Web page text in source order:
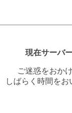
現在サーバ
ご迷惑をおか
しばらく時間を